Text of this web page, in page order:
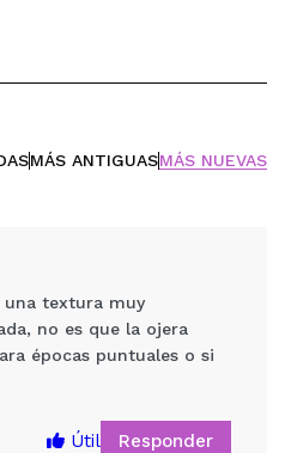
MÁS ANTIGUASMÁS NUEVAS
una textura muy
no es que la ojera
épocas puntuales o si
Útil Responder